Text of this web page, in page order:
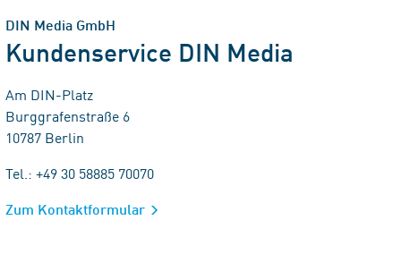
DIN Media GmbH
Kundenservice DIN Media
Am DIN-Platz
Burggrafenstraße 6
10787 Berlin
Tel.: +49 30 58885 70070
Zum Kontaktformular